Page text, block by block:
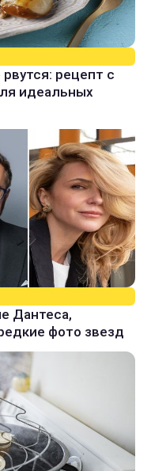
рецепт с
идеальных
Дантеса,
фото звезд